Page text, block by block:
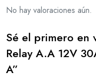
No hay valoraciones aún.
Sé el primero en
Relay A.A 12V
A”